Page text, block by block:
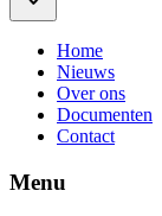
Home
Nieuws
Over ons
Documenten
Contact
Menu